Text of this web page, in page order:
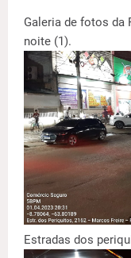
Galeria de fotos da
noite (1).
Estradas dos